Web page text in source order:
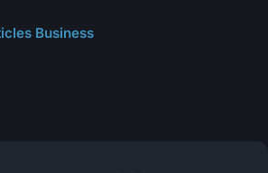
Business